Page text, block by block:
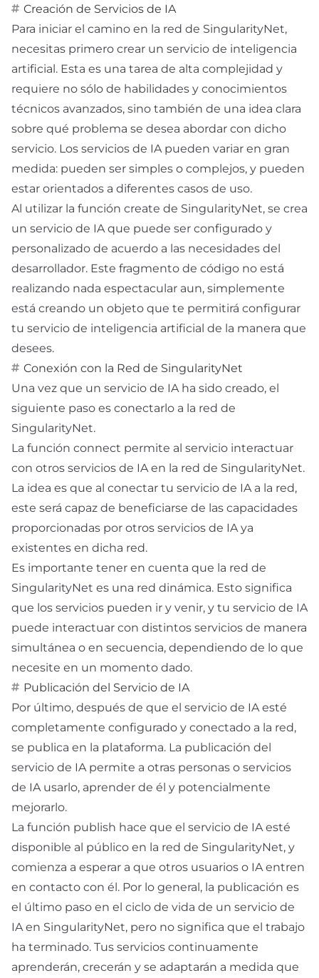
Creación de Servicios de IA
Para iniciar el camino en la red de SingularityNet,
necesitas primero crear un servicio de inteligencia
artificial. Esta es una tarea de alta complejidad y
requiere no sólo de habilidades y conocimientos
técnicos avanzados, sino también de una idea clara
sobre qué problema se desea abordar con dicho
servicio. Los servicios de IA pueden variar en gran
medida: pueden ser simples o complejos, y pueden
estar orientados a diferentes casos de uso.
Al utilizar la función create de SingularityNet, se crea
un servicio de IA que puede ser configurado y
personalizado de acuerdo a las necesidades del
desarrollador. Este fragmento de código no está
realizando nada espectacular aun, simplemente
está creando un objeto que te permitirá configurar
tu servicio de inteligencia artificial de la manera que
desees.
Conexión con la Red de SingularityNet
Una vez que un servicio de IA ha sido creado, el
siguiente paso es conectarlo a la red de
SingularityNet.
La función connect permite al servicio interactuar
con otros servicios de IA en la red de SingularityNet.
La idea es que al conectar tu servicio de IA a la red,
este será capaz de beneficiarse de las capacidades
proporcionadas por otros servicios de IA ya
existentes en dicha red.
Es importante tener en cuenta que la red de
SingularityNet es una red dinámica. Esto significa
que los servicios pueden ir y venir, y tu servicio de IA
puede interactuar con distintos servicios de manera
simultánea o en secuencia, dependiendo de lo que
necesite en un momento dado.
Publicación del Servicio de IA
Por último, después de que el servicio de IA esté
completamente configurado y conectado a la red,
se publica en la plataforma. La publicación del
servicio de IA permite a otras personas o servicios
de IA usarlo, aprender de él y potencialmente
mejorarlo.
La función publish hace que el servicio de IA esté
disponible al público en la red de SingularityNet, y
comienza a esperar a que otros usuarios o IA entren
en contacto con él. Por lo general, la publicación es
el último paso en el ciclo de vida de un servicio de
IA en SingularityNet, pero no significa que el trabajo
ha terminado. Tus servicios continuamente
aprenderán, crecerán y se adaptarán a medida que